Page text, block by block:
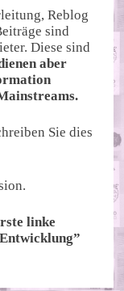
Reblog
sind
Diese sind
aber
Sie dies
linke